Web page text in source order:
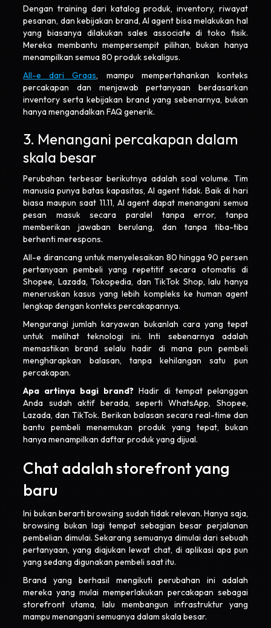
Dengan training dari katalog produk, inventory, riwayat
pesanan, dan kebijakan brand, AI agent bisa melakukan hal
yang biasanya dilakukan sales associate di toko fisik.
Mereka membantu mempersempit pilihan, bukan hanya
menampilkan semua 80 produk sekaligus.
All-e dari Graas, mampu mempertahankan konteks
percakapan dan menjawab pertanyaan berdasarkan
inventory serta kebijakan brand yang sebenarnya, bukan
hanya mengandalkan FAQ generik.
3. Menangani percakapan dalam
skala besar
Perubahan terbesar berikutnya adalah soal volume. Tim
manusia punya batas kapasitas, AI agent tidak. Baik di hari
biasa maupun saat 11.11, AI agent dapat menangani semua
pesan masuk secara paralel tanpa error, tanpa
memberikan jawaban berulang, dan tanpa tiba-tiba
berhenti merespons.
All-e dirancang untuk menyelesaikan 80 hingga 90 persen
pertanyaan pembeli yang repetitif secara otomatis di
Shopee, Lazada, Tokopedia, dan TikTok Shop, lalu hanya
meneruskan kasus yang lebih kompleks ke human agent
lengkap dengan konteks percakapannya.
Mengurangi jumlah karyawan bukanlah cara yang tepat
untuk melihat teknologi ini. Inti sebenarnya adalah
memastikan brand selalu hadir di mana pun pembeli
mengharapkan balasan, tanpa kehilangan satu pun
percakapan.
Apa artinya bagi brand? Hadir di tempat pelanggan
Anda sudah aktif berada, seperti WhatsApp, Shopee,
Lazada, dan TikTok. Berikan balasan secara real-time dan
bantu pembeli menemukan produk yang tepat, bukan
hanya menampilkan daftar produk yang dijual.
Chat adalah storefront yang
baru
Ini bukan berarti browsing sudah tidak relevan. Hanya saja,
browsing bukan lagi tempat sebagian besar perjalanan
pembelian dimulai. Sekarang semuanya dimulai dari sebuah
pertanyaan, yang diajukan lewat chat, di aplikasi apa pun
yang sedang digunakan pembeli saat itu.
Brand yang berhasil mengikuti perubahan ini adalah
mereka yang mulai memperlakukan percakapan sebagai
storefront utama, lalu membangun infrastruktur yang
mampu menangani semuanya dalam skala besar.